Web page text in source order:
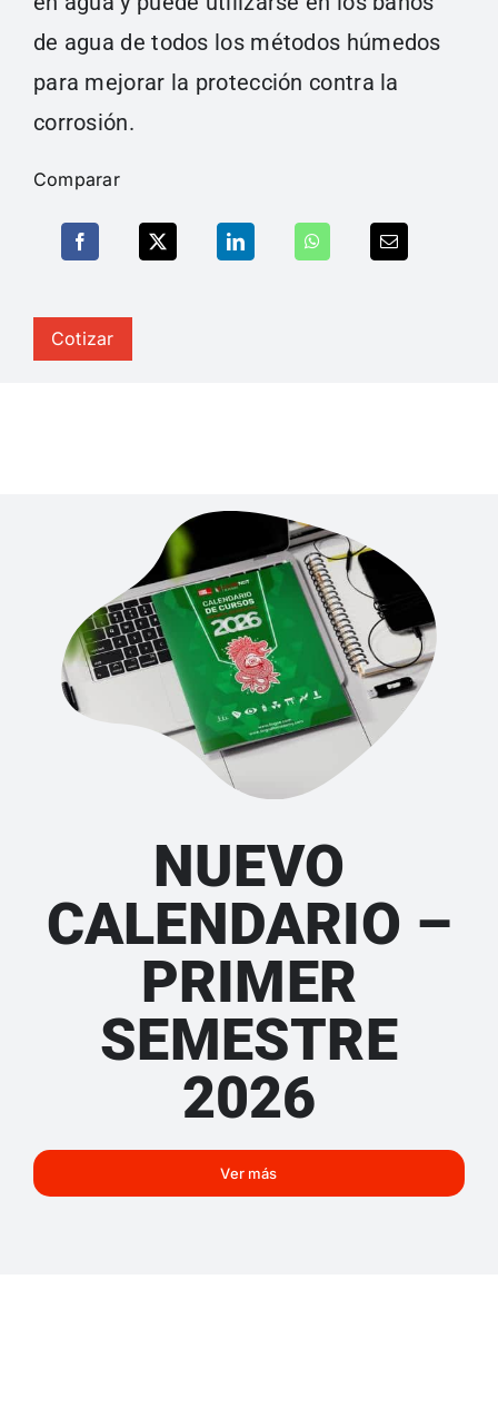
de agua de todos los métodos húmedos
para mejorar la protección contra la
corrosión.
Comparar
Cotizar
NUEVO
CALENDARIO –
PRIMER
SEMESTRE
2026
Ver más